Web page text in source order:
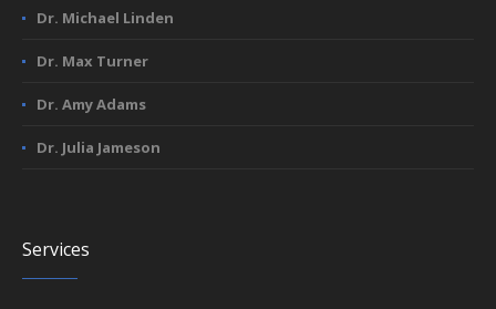
Dr. Michael Linden
Dr. Max Turner
Dr. Amy Adams
Dr. Julia Jameson
Services